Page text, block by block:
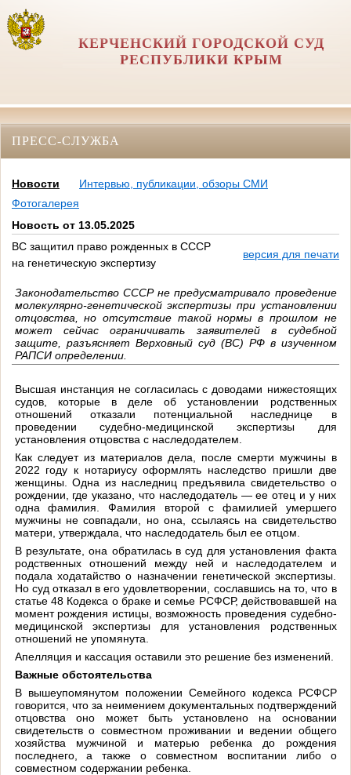
КЕРЧЕНСКИЙ ГОРОДСКОЙ СУД
РЕСПУБЛИКИ КРЫМ
ПРЕСС-СЛУЖБА
Новости
Интервью, публикации, обзоры СМИ
Фотогалерея
Новость от 13.05.2025
ВС защитил право рожденных в СССР
на генетическую экспертизу
версия для печати
Законодательство СССР не предусматривало проведение
молекулярно-генетической экспертизы при установлении
отцовства, но отсутствие такой нормы в прошлом не
может сейчас ограничивать заявителей в судебной
защите, разъясняет Верховный суд (ВС) РФ в изученном
РАПСИ определении.
Высшая инстанция не согласилась с доводами нижестоящих
судов, которые в деле об установлении родственных
отношений отказали потенциальной наследнице в
проведении судебно-медицинской экспертизы для
установления отцовства с наследодателем.
Как следует из материалов дела, после смерти мужчины в
2022 году к нотариусу оформлять наследство пришли две
женщины. Одна из наследниц предъявила свидетельство о
рождении, где указано, что наследодатель — ее отец и у них
одна фамилия. Фамилия второй с фамилией умершего
мужчины не совпадали, но она, ссылаясь на свидетельство
матери, утверждала, что наследодатель был ее отцом.
В результате, она обратилась в суд для установления факта
родственных отношений между ней и наследодателем и
подала ходатайство о назначении генетической экспертизы.
Но суд отказал в его удовлетворении, сославшись на то, что в
статье 48 Кодекса о браке и семье РСФСР, действовавшей на
момент рождения истицы, возможность проведения судебно-
медицинской экспертизы для установления родственных
отношений не упомянута.
Апелляция и кассация оставили это решение без изменений.
Важные обстоятельства
В вышеупомянутом положении Семейного кодекса РСФСР
говорится, что за неимением документальных подтверждений
отцовства оно может быть установлено на основании
свидетельств о совместном проживании и ведении общего
хозяйства мужчиной и матерью ребенка до рождения
последнего, а также о совместном воспитании либо о
совместном содержании ребенка.